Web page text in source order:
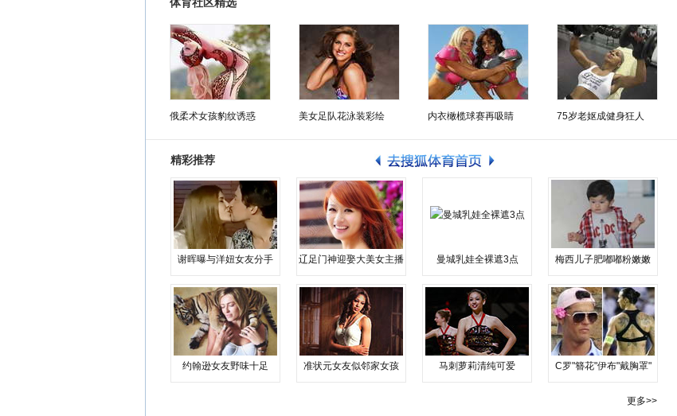
俄柔术女孩豹纹诱惑 美女足队花泳装彩绘 内衣橄榄球赛再吸睛 75岁老妪成健身狂人
精彩推荐
谢晖曝与洋妞女友分手 辽足门神迎娶大美女主播 曼城乳娃全裸遮3点 梅西儿子肥嘟嘟粉嫩嫩
约翰逊女友野味十足 准状元女友似邻家女孩 马刺萝莉清纯可爱 C罗"簪花"伊布"戴胸罩"
更多>>